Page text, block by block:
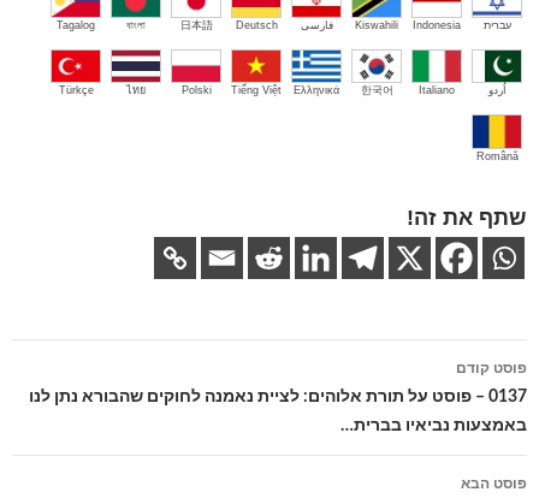
עברית Indonesia
Kiswahili فارسی Deutsch
日本語
বাংলা
Tagalog
اُردو Italiano
한국어
Ελληνικά
Tiếng Việt
Polski
ไทย
Türkçe
Română
שתף את זה!
ניווט
בפוסטים
פוסט קודם
0137 – פוסט על תורת אלוהים: לציית נאמנה לחוקים שהבורא נתן לנו
באמצעות נביאיו בברית…
פוסט הבא